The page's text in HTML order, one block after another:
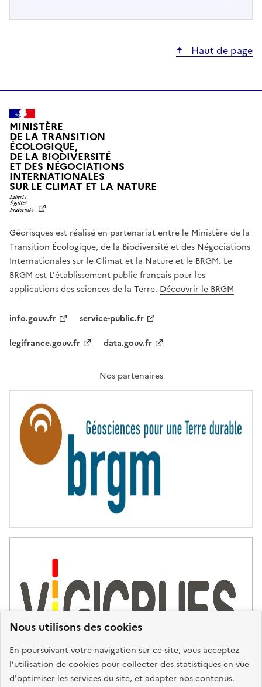
Nous utilisons des cookies
En poursuivant votre navigation sur ce site, vous acceptez
l’utilisation de cookies pour collecter des statistiques en vue
d'optimiser les services du site, et adapter nos contenus.
Haut de page
MINISTÈRE
DE LA TRANSITION
ÉCOLOGIQUE,
DE LA BIODIVERSITÉ
ET DES NÉGOCIATIONS
INTERNATIONALES
SUR LE CLIMAT ET LA NATUREL
T
É
,
É
G
A
L
F
A
T
R
T
É
Géorisques est réalisé en partenariat entre le Ministère de la
Transition Écologique, de la Biodiversité et des Négociations
Internationales sur le Climat et la Nature et le BRGM. Le
BRGM est L'établissement public français pour les
applications des sciences de la Terre. Découvrir le BRGM
info.gouv.fr
service-public.fr
legifrance.gouv.fr
data.gouv.fr
Nos partenaires